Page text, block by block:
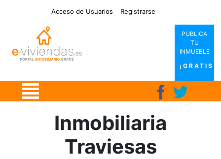
Acceso de Usuarios Registrarse
PUBLICA
TU
INMUEBLE
¡GRATIS!
Inmobiliaria
Traviesas